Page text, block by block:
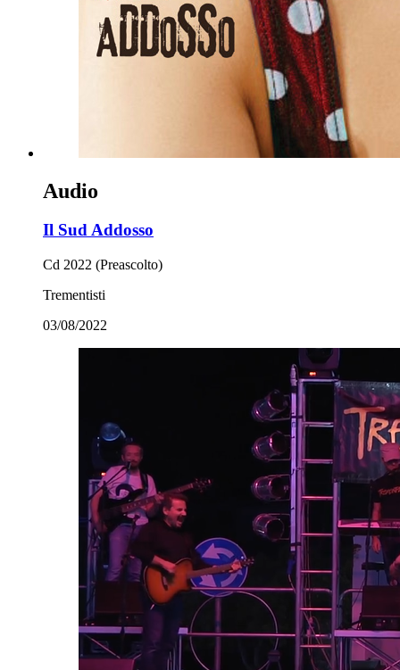
Audio
Il Sud Addosso
Cd 2022 (Preascolto)
Trementisti
03/08/2022